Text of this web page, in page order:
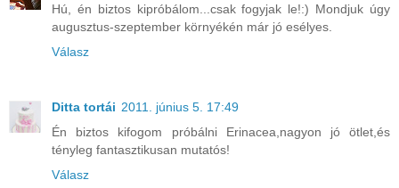
Hú, én biztos kipróbálom...csak fogyjak le!:) Mondjuk úgy
augusztus-szeptember környékén már jó esélyes.
Válasz
Ditta tortái 2011. június 5. 17:49
Én biztos kifogom próbálni Erinacea,nagyon jó ötlet,és
tényleg fantasztikusan mutatós!
Válasz